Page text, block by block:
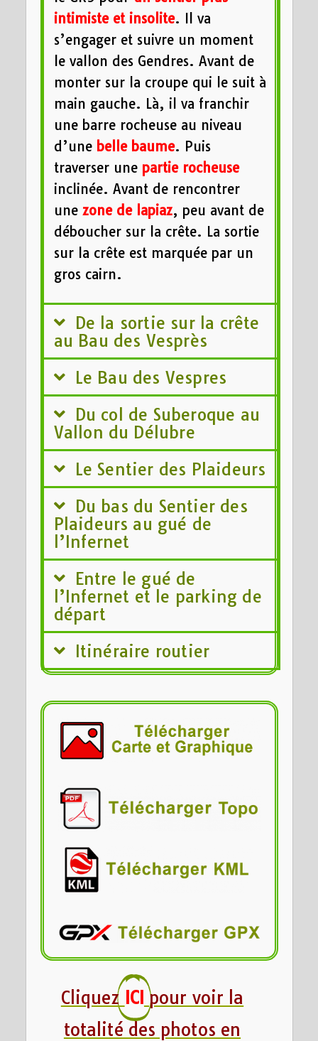
intimiste et insolite. Il va
s’engager et suivre un moment
le vallon des Gendres. Avant de
monter sur la croupe qui le suit à
main gauche. Là, il va franchir
une barre rocheuse au niveau
d’une belle baume. Puis
traverser une partie rocheuse
inclinée. Avant de rencontrer
une zone de lapiaz, peu avant de
déboucher sur la crête. La sortie
sur la crête est marquée par un
gros cairn.
De la sortie sur la crête
au Bau des Vesprès
Le Bau des Vespres
Du col de Suberoque au
Vallon du Délubre
Le Sentier des Plaideurs
Du bas du Sentier des
Plaideurs au gué de
l’Infernet
Entre le gué de
l’Infernet et le parking de
départ
Itinéraire routier
Cliquez ICI pour voir la
totalité des photos en